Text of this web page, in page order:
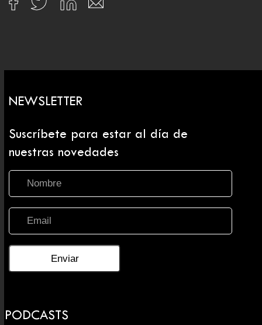
NEWSLETTER
Suscríbete para estar al día de
nuestras novedades
PODCASTS